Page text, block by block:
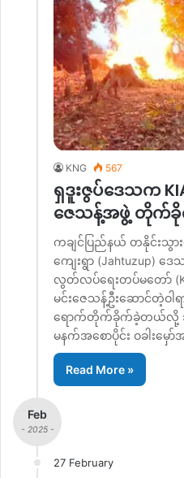
KNG 567
ရှဒူးဇွပ်ဒေသက
ဇေသန့်အဖွဲ့ တိုက်
ကချင်ပြည်နယ် တနိုင်းသွား
ကျေးရွာ (Jahtuzup) ဒေ
လွတ်လပ်ရေးတပ်မတော်
မင်းဇေသန့်ဦး‌ဆောင်တဲ့ဝ
ရောက်တိုက်ခိုက်ခဲ့တယ်လို့
မနက်အစောပိုင်း ဝခါးမှေ
Read More »
Feb
- 2025 -
27 February